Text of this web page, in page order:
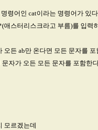
령어인 cat이라는 명령어가 있
애스터리스크라고 부름)를 입력
든 ab만 온다면 모든 문자를 포
자가 오든 모든 문자를 포함한
모르겠는데